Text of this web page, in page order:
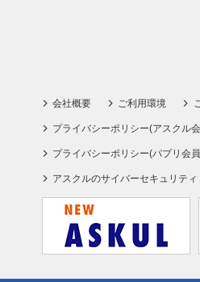
会社概要 ご利用環境
プライバシーポリシー(アスクル
プライバシーポリシー(パプリ会
アスクルのサイバーセキュリティ